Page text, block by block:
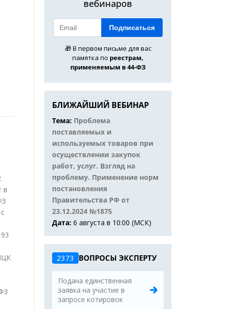
в
вебинаров
Подписаться
🎁 В первом письме для вас
памятка по реестрам,
применяемым в 44-ФЗ
БЛИЖАЙШИЙ ВЕБИНАР
Тема: Проблема
поставляемых и
используемых товаров при
осуществлении закупок
работ, услуг. Взгляд на
проблему. Применение норм
постановления
Правительства РФ от
23.12.2024 №1875
Дата: 6 августа в 10:00 (МСК)
2373 ВОПРОСЫ ЭКСПЕРТУ
Подана единственная
заявка на участие в
запросе котировок